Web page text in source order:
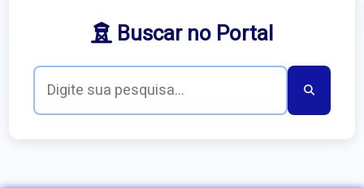
Buscar no Portal